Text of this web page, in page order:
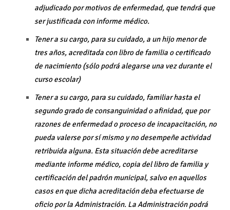
adjudicado por motivos de enfermedad, que tendrá que
ser justificada con informe médico.
Tener a su cargo, para su cuidado, a un hijo menor de
tres años, acreditada con libro de familia o certificado
de nacimiento (sólo podrá alegarse una vez durante el
curso escolar)
Tener a su cargo, para su cuidado, familiar hasta el
segundo grado de consanguinidad o afinidad, que por
razones de enfermedad o proceso de incapacitación, no
pueda valerse por sí mismo y no desempeñe actividad
retribuida alguna. Esta situación debe acreditarse
mediante informe médico, copia del libro de familia y
certificación del padrón municipal, salvo en aquellos
casos en que dicha acreditación deba efectuarse de
oficio por la Administración. La Administración podrá